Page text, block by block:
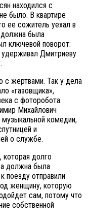
находился с
было. В квартире
ее сожитель уехал в
должна была
ключевой поворот:
удерживал Дмитриеву
с жертвами. Так у дела
«газовщика»,
с фоторобота.
Михайлович
музыкальной комедии,
и
о службе.
которая долго
должна была
поезду отправили
женщину, которую
сам, потому что
собственной